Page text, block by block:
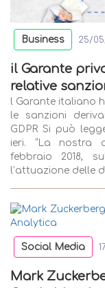
Business 25/
il Garante
relative
l Garante italiano
le sanzioni
GDPR Si può
ieri. “La nostra
febbraio 2018,
l’attuazione delle
Social Media
Mark